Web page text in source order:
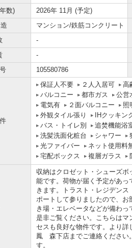
数) 2026年 11月 (予定)
マンション/鉄筋コンクリート
-
-
105580786
保証人不要 ２人入居可 高
バルコニー
都市ガス 公営
電気有
２面バルコニー 照
外観タイル張り
IHクッキン
バス・トイレ別
追焚機能浴
洗髪洗面化粧台
シャワー
光ファイバー
ネット使用料
宅配ボックス
複層ガラス
収納はクロゼット・シューズ
能です。荷物が届く予定があ
きます。トラスト・レジデン
ポートして参りましたので、
き場・エレベータなどが備わ
是非ご覧ください。こちらはマ
セスも良好な物件です。より
鳳 森下店までご連絡ください
す。